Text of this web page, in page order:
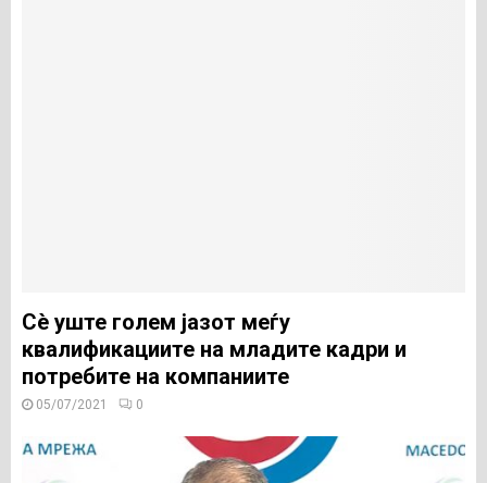
Сè уште голем јазот меѓу
квалификациите на младите кадри и
потребите на компаниите
05/07/2021 0